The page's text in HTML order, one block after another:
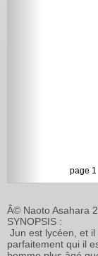
page 1
Â© Naoto Asahara
SYNOPSIS :
Jun est lycéen, et
parfaitement qui il